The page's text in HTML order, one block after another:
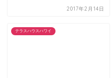
2017年2月14日
テラスハウスハワイ